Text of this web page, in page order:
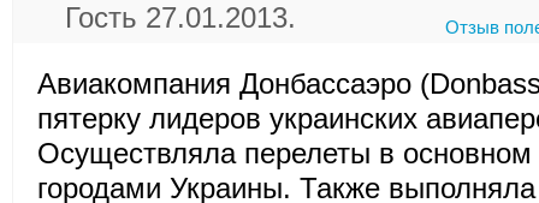
Гость 27.01.2013. Отзыв
Авиакомпания Донбассаэро
пятерку лидеров украинских
Осуществляла перелеты в
городами Украины. Также